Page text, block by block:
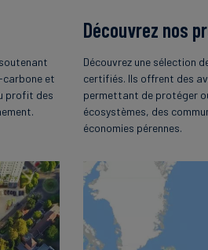
et
profit des
Découvrez nos
Découvrez une sélection
certifiés. Ils offrent des
permettant de protéger
écosystèmes, des
économies pérennes.